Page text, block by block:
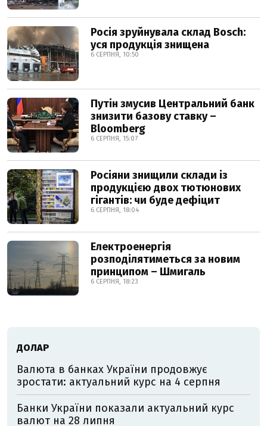
Росія зруйнувала склад Bosch:
уся продукція знищена
6 СЕРПНЯ, 10:50
Путін змусив Центральний банк
знизити базову ставку –
Bloomberg
6 СЕРПНЯ, 15:07
Росіяни знищили склади із
продукцією двох тютюнових
гігантів: чи буде дефіцит
6 СЕРПНЯ, 18:04
Електроенергія
розподілятиметься за новим
принципом – Шмигаль
6 СЕРПНЯ, 18:23
ДОЛАР
Валюта в банках України продовжує
зростати: актуальний курс на 4 серпня
Банки України показали актуальний курс
валют на 28 липня